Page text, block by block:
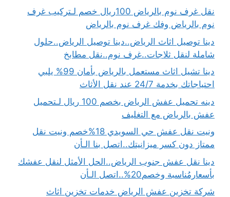
نقل غرف نوم بالرياض 100ريال خصم لـتركيب غرف
نوم بالرياض وفك غرف نوم بالرياض
دينا توصيل اثاث الرياض..دينا توصيل الرياض..حلول
شاملة لنقل ثلاجات..غرف نوم..نقل مطابخ
دينا تشيل اثاث مستعمل بالرياض بأمان 99% يلبي
احتياجاتك بخدمة 24/7 عند نقل الأثاث
دينه تحميل عفش الرياض بخصم 100 ريال لـتحميل
عفش بالرياض مع التغليف
ونيت نقل عفش حي السويدي 18%خصم ونيت نقل
ممتاز دون كسر ميزانيتك..اتصل بنا الـأن
دينا نقل عفش جنوب الرياض..الحل الأمثل لنقل عفشك
بأسعارمُناسبة وخصم20%..اتصل الـأن
شركة تخزين عفش الرياض خدمات تخزين اثاث